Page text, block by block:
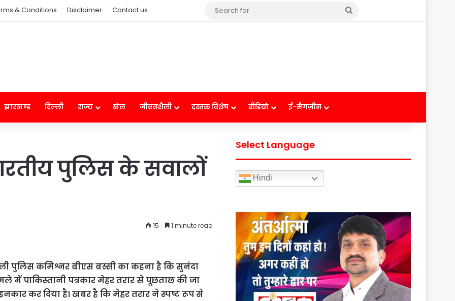
& Conditions Disclaimer Contact us
झारखण्ड दिल्ली राज्य खेल जीवनशैली दस्तक विशेष वीडियो ई-मैगज़ीन
पुलिस के सवालों
15 1 minute read
पुलिस कमिश्नर बीएस बस्सी का कहना है कि सुनंदा
में पाकिस्तानी पत्रकार मेहर तरार से पूछताछ की जा
कर दिया है। खबर है कि मेहर तरार ने स्पष्ट रूप से
Select Language
Hindi